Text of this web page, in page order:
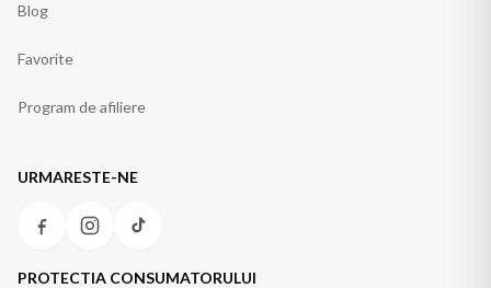
Blog
Favorite
Program de afiliere
URMARESTE-NE
PROTECTIA CONSUMATORULUI